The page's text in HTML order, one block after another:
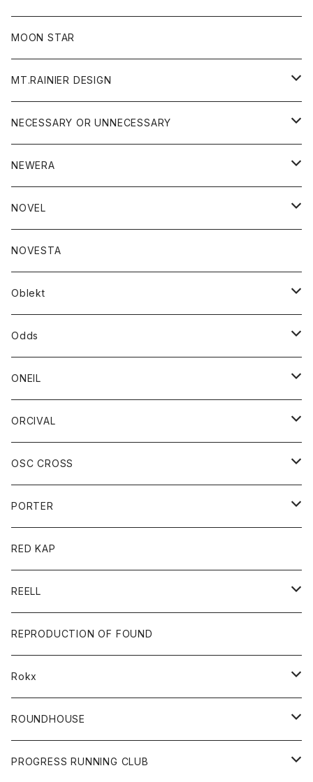
フリース
ジャケット
ニット
パンツ
帽子
MOON STAR
MT.RAINIER DESIGN
アウター
コート
ジャケット
アクセサリー
バッグ
グッズ
ウォレット
靴
トップス
ジャケット
シャツ
ボトム
ショートパンツ
パンツ
レディース
シャツ
Tシャツ
NECESSARY OR UNNECESSARY
アウター
コート
ジャケット
アクセサリー
バッグ
ブレスレット
グッズ
靴
ストール/マフラー
トップス
シャツ
シャツジャケット
ロングスリーブＴシャツ
ボトム
ショートパンツ
ジーンズ
NEWERA
帽子
NOVEL
トップス
カットソー
スエット
ボトム
NOVESTA
Oblekt
ボトム
ショートパンツ
パンツ
レディース
ボトム
Odds
帽子
ONEIL
スカート
ORCIVAL
アウター
コート
ジャケット
アクセサリー
バッグ
キッズ
Tシャツ
帽子
グッズ
靴
バック
トップス
カットソー
カーディガン
ボトムス
ショートパンツ
パンツ
レディース
カットソー
OSC CROSS
ダウンジャケット
PORTER
カードホルダー
キーホルダー
財布
バック
RED KAP
REELL
パンツ
ショートパンツ
REPRODUCTION OF FOUND
Rokx
ボトム
ROUNDHOUSE
エプロン
PROGRESS RUNNING CLUB